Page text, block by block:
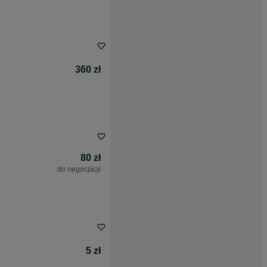
360 zł
80 zł
do negocjacji
5 zł